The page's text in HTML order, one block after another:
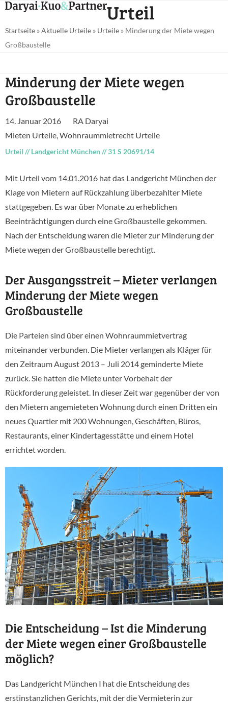
Skip
content
Open
menu
Close
menu
Urteil
Startseite »Aktuelle Urteile » Urteile » Minderung der Miete wegen
Großbaustelle
Minderung der Miete wegen
Großbaustelle
14. Januar 2016
RA Daryai
Mieten Urteile,Wohnraummietrecht Urteile
Urteil //Landgericht München//31 S 20691/14
Mit Urteil vom 14.01.2016 hat das Landgericht München der
Klage von Mietern auf Rückzahlung überbezahlter Miete
stattgegeben. Es war über Monate zu erheblichen
Beeinträchtigungen durch eine Großbaustelle gekommen.
Nach der Entscheidung waren die Mieter zur Minderung der
Miete wegen der Großbaustelle berechtigt.
Der Ausgangsstreit – Mieter verlangen
Minderung der Miete wegen
Großbaustelle
Die Parteien sind über einen Wohnraummietvertrag
miteinander verbunden. Die Mieter verlangen als Kläger für
den Zeitraum August 2013 – Juli 2014 geminderte Miete
zurück. Sie hatten die Miete unter Vorbehalt der
Rückforderung geleistet. In dieser Zeit war gegenüber der von
den Mietern angemieteten Wohnung durch einen Dritten ein
neues Quartier mit 200 Wohnungen, Geschäften, Büros,
Restaurants, einer Kindertagesstätte und einem Hotel
errichtet worden.
Die Entscheidung – Ist die Minderung
der Miete wegen einer Großbaustelle
möglich?
Das Landgericht München I hat die Entscheidung des
erstinstanzlichen Gerichts, mit der die Vermieterin zur